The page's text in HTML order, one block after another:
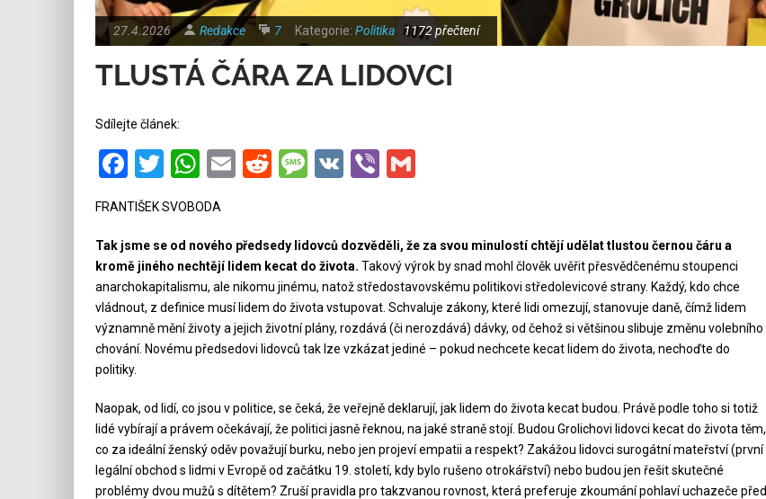
27.4.2026 Redakce 7 Kategorie: Politika 1172 přečtení
TLUSTÁ ČÁRA ZA LIDOVCI
Sdílejte článek:
Facebook
Twitter
WhatsApp
EmailRedditMessage
VKViberGmail
FRANTIŠEK SVOBODA
Tak jsme se od nového předsedy lidovců dozvěděli, že za svou minulostí chtějí udělat tlustou černou čáru a
kromě jiného nechtějí lidem kecat do života. Takový výrok by snad mohl člověk uvěřit přesvědčenému stoupenci
anarchokapitalismu, ale nikomu jinému, natož středostavovskému politikovi středolevicové strany. Každý, kdo chce
vládnout, z definice musí lidem do života vstupovat. Schvaluje zákony, které lidi omezují, stanovuje daně, čímž lidem
významně mění životy a jejich životní plány, rozdává (či nerozdává) dávky, od čehož si většinou slibuje změnu volebního
chování. Novému předsedovi lidovců tak lze vzkázat jediné – pokud nechcete kecat lidem do života, nechoďte do
politiky.
Naopak, od lidí, co jsou v politice, se čeká, že veřejně deklarují, jak lidem do života kecat budou. Právě podle toho si totiž
lidé vybírají a právem očekávají, že politici jasně řeknou, na jaké straně stojí. Budou Grolichovi lidovci kecat do života těm,
co za ideální ženský oděv považují burku, nebo jen projeví empatii a respekt? Zakážou lidovci surogátní mateřství (první
legální obchod s lidmi v Evropě od začátku 19. století, kdy bylo rušeno otrokářství) nebo budou jen řešit skutečné
problémy dvou mužů s dítětem? Zruší pravidla pro takzvanou rovnost, která preferuje zkoumání pohlaví uchazeče před